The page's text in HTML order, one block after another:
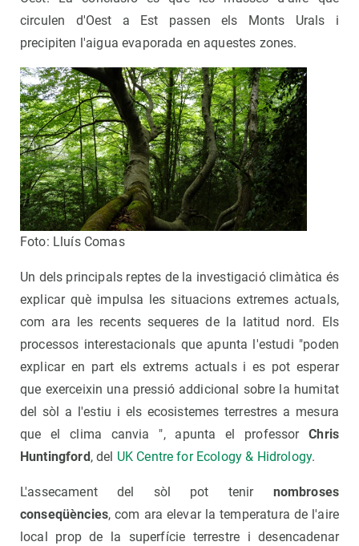
circulen d'Oest a Est passen els Monts Urals i
precipiten l'aigua evaporada en aquestes zones.
Foto: Lluís Comas
Un dels principals reptes de la investigació climàtica és
explicar què impulsa les situacions extremes actuals,
com ara les recents sequeres de la latitud nord. Els
processos interestacionals que apunta l'estudi "poden
explicar en part els extrems actuals i es pot esperar
que exerceixin una pressió addicional sobre la humitat
del sòl a l'estiu i els ecosistemes terrestres a mesura
que el clima canvia ", apunta el professorChris
Huntingford , del UK Centre for Ecology & Hidrology.
L'assecament del sòl pot tenir nombroses
conseqüències, com ara elevar la temperatura de l'aire
local prop de la superfície terrestre i desencadenar